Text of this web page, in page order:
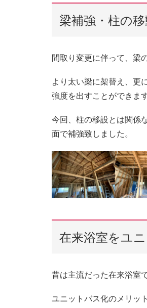
梁補強・柱の
間取り変更に伴って、梁
より太い梁に架替え、更
強度を出すことができます
今回、柱の移設とは関係
面で補強致しました。
在来浴室をユ
昔は主流だった在来浴室
ユニットバス化のメリッ